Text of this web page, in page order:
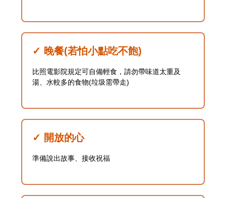
✓ 晚餐(若怕小點吃不飽)
比照電影院規定可自備輕食，請勿帶味道太重及
湯、水較多的食物(垃圾需帶走)
✓ 開放的心
準備說出故事、接收祝福